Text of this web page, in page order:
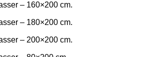
– 160×200 cm.
– 180×200 cm.
– 200×200 cm.